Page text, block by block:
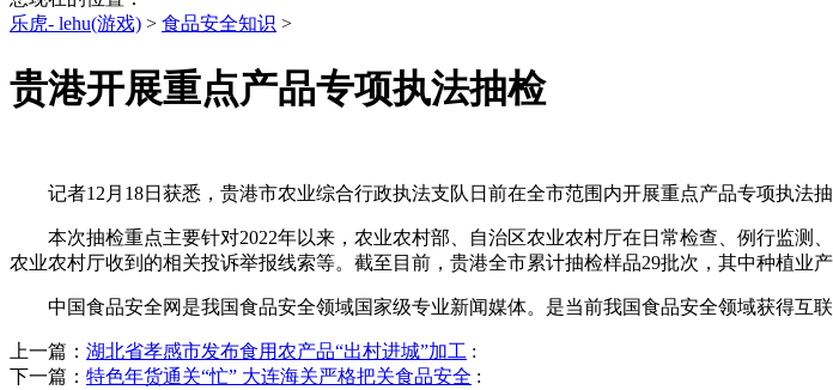
乐虎- lehu(游戏) > 食品安全知识 >
贵港开展重点产品专项执法抽检
记者12月18日获悉，贵港市农业综合行政执法支队日前在全市范围内开展重点产品专项执法
本次抽检重点主要针对2022年以来，农业农村部、自治区农业农村厅在日常检查、例行监测
农业农村厅收到的相关投诉举报线索等。截至目前，贵港全市累计抽检样品29批次，其中种植业
中国食品安全网是我国食品安全领域国家级专业新闻媒体。是当前我国食品安全领域获得互联
上一篇： 湖北省孝感市发布食用农产品“出村进城”加工 :
下一篇： 特色年货通关“忙” 大连海关严格把关食品安全 :